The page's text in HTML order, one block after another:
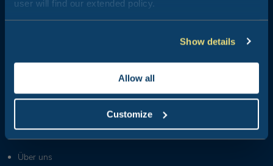
user will find our extended policy.
Show details
Allow all
Customize
Booking Center:
+39 0543 1908711(Mon-Fre / 09:00-18:00)
+39 0543 1908740(Mon-Fre / 09:00-18:00)
+39 0543 371100(Mon-Fre / 09:00-18:00)
Über uns